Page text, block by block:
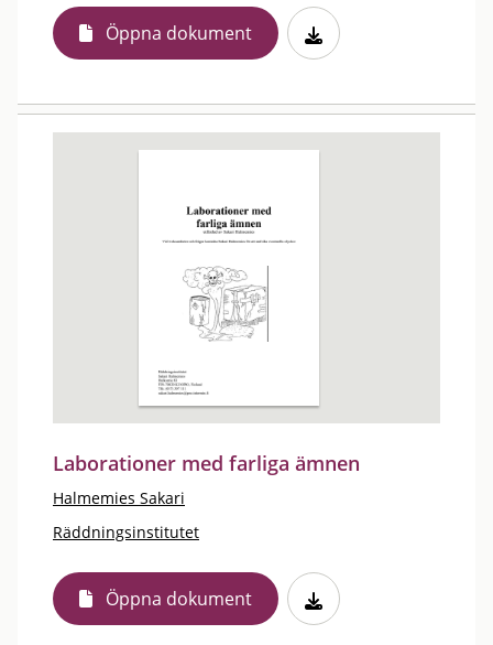
Öppna dokument
Laborationer med farliga ämnen
Halmemies Sakari
Räddningsinstitutet
Öppna dokument